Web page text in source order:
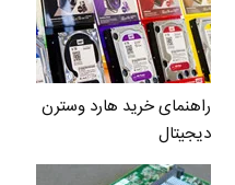
راهنمای خرید هارد وسترن
دیجیتال